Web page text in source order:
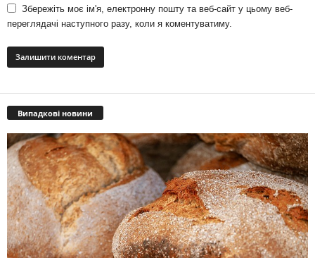
Збережіть моє ім'я, електронну пошту та веб-сайт у цьому веб-
переглядачі наступного разу, коли я коментуватиму.
Випадкові новини